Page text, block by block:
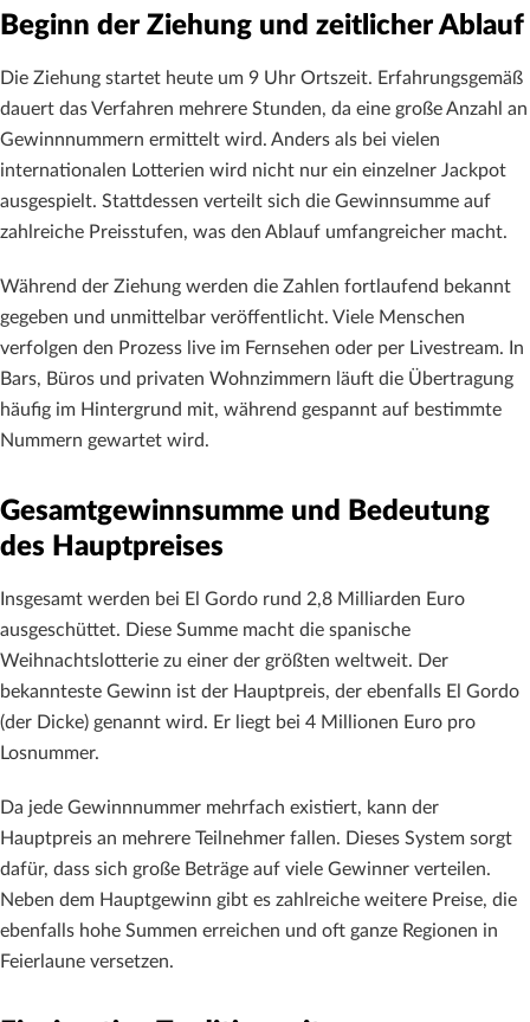
Beginn der Ziehung und zeitlicher Ablauf
Die Ziehung startet heute um 9 Uhr Ortszeit. Erfahrungsgemäß
dauert das Verfahren mehrere Stunden, da eine große Anzahl an
Gewinnnummern ermittelt wird. Anders als bei vielen
internationalen Lotterien wird nicht nur ein einzelner Jackpot
ausgespielt. Stattdessen verteilt sich die Gewinnsumme auf
zahlreiche Preisstufen, was den Ablauf umfangreicher macht.
Während der Ziehung werden die Zahlen fortlaufend bekannt
gegeben und unmittelbar veröffentlicht. Viele Menschen
verfolgen den Prozess live im Fernsehen oder per Livestream. In
Bars, Büros und privaten Wohnzimmern läuft die Übertragung
häufig im Hintergrund mit, während gespannt auf bestimmte
Nummern gewartet wird.
Gesamtgewinnsumme und Bedeutung
des Hauptpreises
Insgesamt werden bei El Gordo rund 2,8 Milliarden Euro
ausgeschüttet. Diese Summe macht die spanische
Weihnachtslotterie zu einer der größten weltweit. Der
bekannteste Gewinn ist der Hauptpreis, der ebenfalls El Gordo
(der Dicke) genannt wird. Er liegt bei 4 Millionen Euro pro
Losnummer.
Da jede Gewinnnummer mehrfach existiert, kann der
Hauptpreis an mehrere Teilnehmer fallen. Dieses System sorgt
dafür, dass sich große Beträge auf viele Gewinner verteilen.
Neben dem Hauptgewinn gibt es zahlreiche weitere Preise, die
ebenfalls hohe Summen erreichen und oft ganze Regionen in
Feierlaune versetzen.